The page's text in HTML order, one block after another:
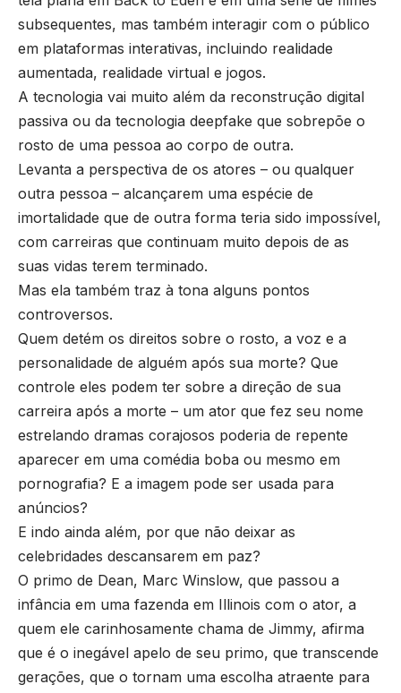
subsequentes, mas também interagir com o público
em plataformas interativas, incluindo realidade
aumentada, realidade virtual e jogos.
A tecnologia vai muito além da reconstrução digital
passiva ou da tecnologia deepfake que sobrepõe o
rosto de uma pessoa ao corpo de outra.
Levanta a perspectiva de os atores – ou qualquer
outra pessoa – alcançarem uma espécie de
imortalidade que de outra forma teria sido impossível,
com carreiras que continuam muito depois de as
suas vidas terem terminado.
Mas ela também traz à tona alguns pontos
controversos.
Quem detém os direitos sobre o rosto, a voz e a
personalidade de alguém após sua morte? Que
controle eles podem ter sobre a direção de sua
carreira após a morte – um ator que fez seu nome
estrelando dramas corajosos poderia de repente
aparecer em uma comédia boba ou mesmo em
pornografia? E a imagem pode ser usada para
anúncios?
E indo ainda além, por que não deixar as
celebridades descansarem em paz?
O primo de Dean, Marc Winslow, que passou a
infância em uma fazenda em Illinois com o ator, a
quem ele carinhosamente chama de Jimmy, afirma
que é o inegável apelo de seu primo, que transcende
gerações, que o tornam uma escolha atraente para